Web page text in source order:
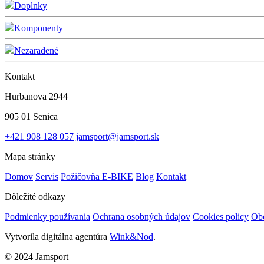
Doplnky
Komponenty
Nezaradené
Kontakt
Hurbanova 2944
905 01 Senica
+421 908 128 057 jamsport@jamsport.sk
Mapa stránky
Domov Servis Požičovňa E-BIKE Blog Kontakt
Dôležité odkazy
Podmienky používania Ochrana osobných údajov Cookies policy
Vytvorila digitálna agentúra Wink&Nod.
© 2024 Jamsport